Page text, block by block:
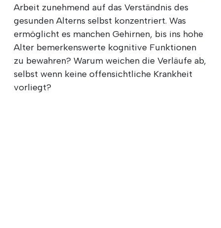
Arbeit zunehmend auf das Verständnis des
gesunden Alterns selbst konzentriert. Was
ermöglicht es manchen Gehirnen, bis ins hohe
Alter bemerkenswerte kognitive Funktionen
zu bewahren? Warum weichen die Verläufe ab,
selbst wenn keine offensichtliche Krankheit
vorliegt?